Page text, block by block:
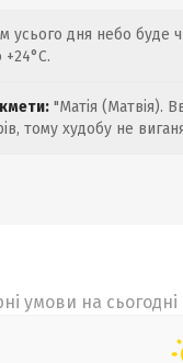
усього дня небо буде
+24°C.
"Матія (Матвія).
тому худобу не
умови на сьогодні